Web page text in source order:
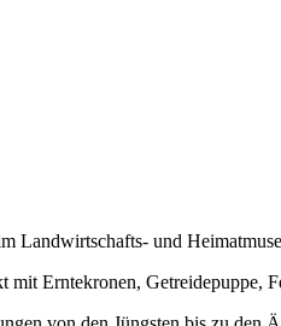
Landwirtschafts- und
mit Erntekronen, Getreidepuppe,